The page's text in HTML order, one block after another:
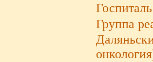
Группа